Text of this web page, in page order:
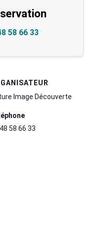
58 66 33
Image Découverte
58 66 33